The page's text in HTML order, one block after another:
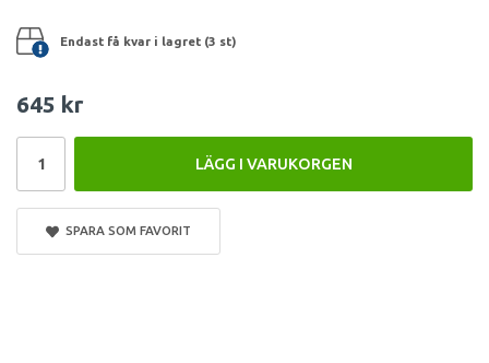
Endast få kvar i lagret (3 st)
645 kr
LÄGG I VARUKORGEN
SPARA SOM FAVORIT